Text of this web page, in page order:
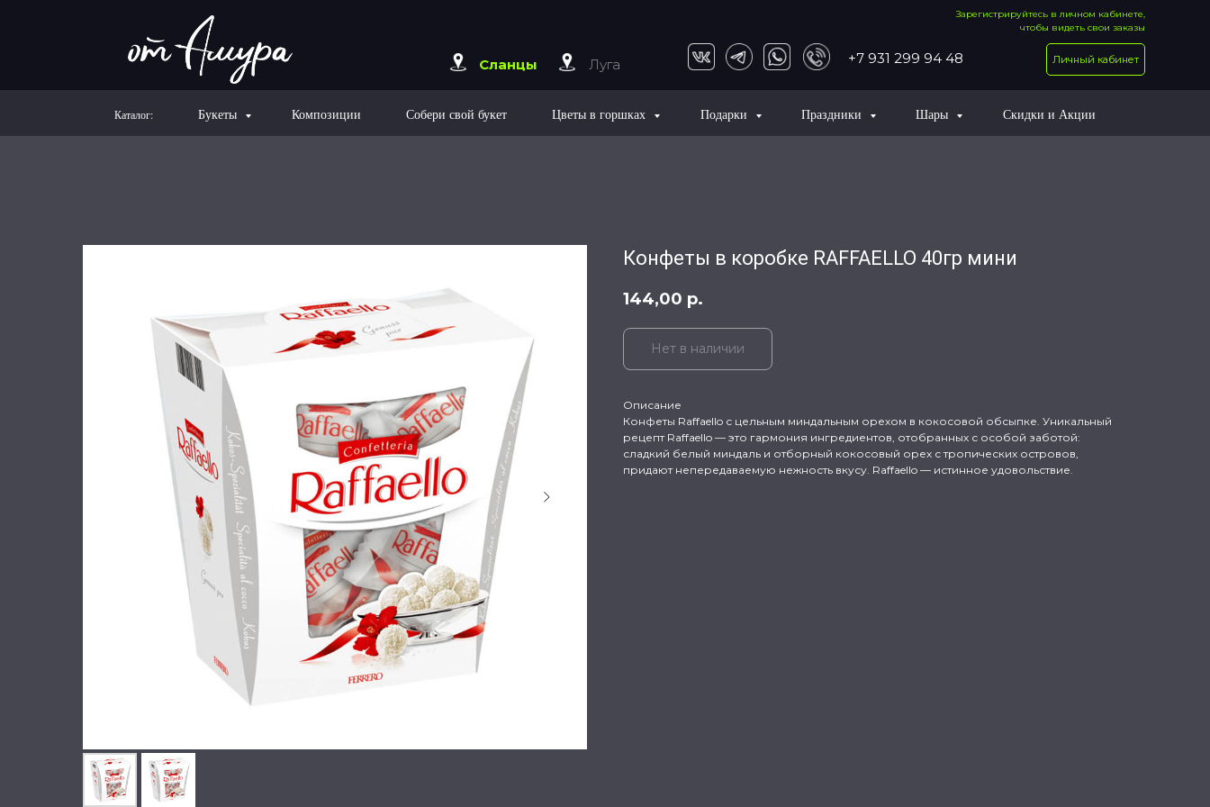
+7 931 299 94 48
Луга
Сланцы Личный кабинет
Зарегистрируйтесь в личном кабинете,
чтобы видеть свои заказы
Каталог: Букеты Композиции Собери свой букет Цветы в горшках Подарки Праздники Шары Скидки и Акции
Конфеты в коробке RAFFAELLO 40гр мини
144,00 р.
Нет в наличии
Описание
Конфеты Raffaello с цельным миндальным орехом в кокосовой обсыпке. Уникальный
рецепт Raffaello — это гармония ингредиентов, отобранных с особой заботой:
сладкий белый миндаль и отборный кокосовый орех с тропических островов,
придают непередаваемую нежность вкусу. Raffaello — истинное удовольствие.